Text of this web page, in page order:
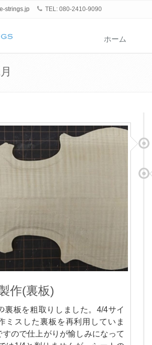
strings.jp TEL: 080-2410-9090
ホーム
作(裏板)
裏板を粗取りしました。4/4サイ
ミスした裏板を再利用していま
ので仕上がりが愉しみになって